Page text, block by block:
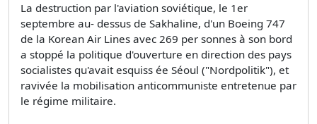
La destruction par l'aviation soviétique, le 1er
septembre au- dessus de Sakhaline, d'un Boeing 747
de la Korean Air Lines avec 269 per sonnes à son bord
a stoppé la politique d'ouverture en direction des pays
socialistes qu'avait esquiss ée Séoul ("Nordpolitik"), et
ravivée la mobilisation anticommuniste entretenue par
le régime militaire.